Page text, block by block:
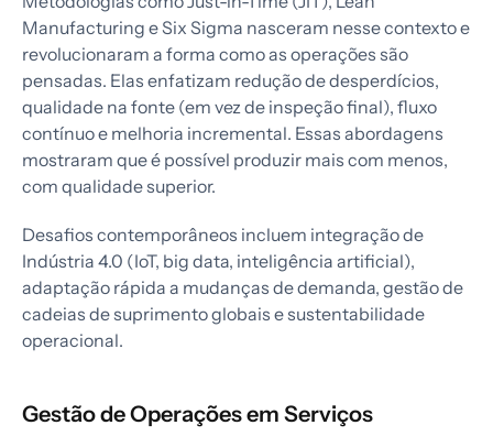
Manufacturing e Six Sigma nasceram nesse contexto e
revolucionaram a forma como as operações são
pensadas. Elas enfatizam redução de desperdícios,
qualidade na fonte (em vez de inspeção final), fluxo
contínuo e melhoria incremental. Essas abordagens
mostraram que é possível produzir mais com menos,
com qualidade superior.
Desafios contemporâneos incluem integração de
Indústria 4.0 (IoT, big data, inteligência artificial),
adaptação rápida a mudanças de demanda, gestão de
cadeias de suprimento globais e sustentabilidade
operacional.
Gestão de Operações em Serviços